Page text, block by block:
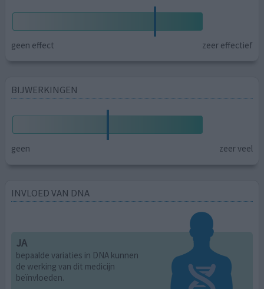
geen effect zeer effectief
BIJWERKINGEN
geen zeer veel
INVLOED VAN DNA
JA
bepaalde variaties in DNA kunnen
de werking van dit medicijn
beïnvloeden.